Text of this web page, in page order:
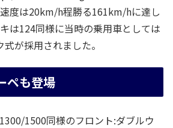
度は20km/h程勝る161km/hに達し
は124同様に当時の乗用車としては
が採用されました。
ペも登場
1500同様のフロント:ダブルウ